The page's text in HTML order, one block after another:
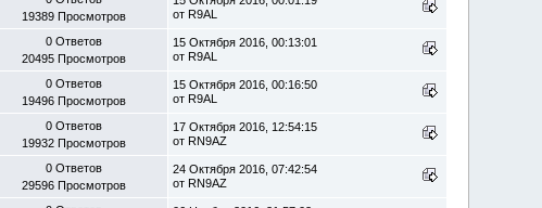
19389 Просмотров
от R9AL
0 Ответов
20495 Просмотров
15 Октября 2016, 00:13:01
от R9AL
0 Ответов
19496 Просмотров
15 Октября 2016, 00:16:50
от R9AL
0 Ответов
19932 Просмотров
17 Октября 2016, 12:54:15
от RN9AZ
0 Ответов
29596 Просмотров
24 Октября 2016, 07:42:54
от RN9AZ